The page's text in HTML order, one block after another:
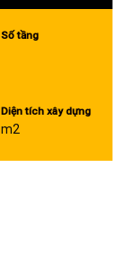
Số tầng
Diện tích xây dựng
m2